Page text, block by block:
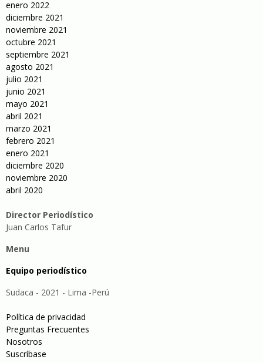
enero 2022
diciembre 2021
noviembre 2021
octubre 2021
septiembre 2021
agosto 2021
julio 2021
junio 2021
mayo 2021
abril 2021
marzo 2021
febrero 2021
enero 2021
diciembre 2020
noviembre 2020
abril 2020
Director Periodístico
Juan Carlos Tafur
Menu
Equipo periodístico
Sudaca - 2021 - Lima -Perú
Política de privacidad
Preguntas Frecuentes
Nosotros
Suscríbase